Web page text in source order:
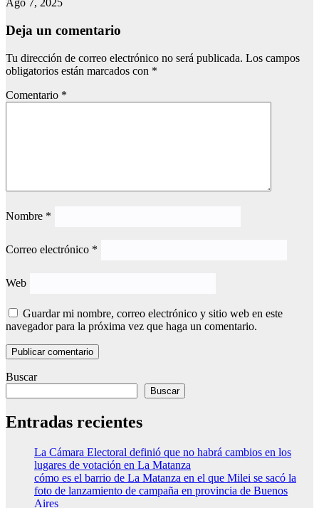
Ago 7, 2025
Deja un comentario
Tu dirección de correo electrónico no será publicada. Los campos
obligatorios están marcados con *
Comentario *
Nombre *
Correo electrónico *
Web
Guardar mi nombre, correo electrónico y sitio web en este
navegador para la próxima vez que haga un comentario.
Buscar
Buscar
Entradas recientes
La Cámara Electoral definió que no habrá cambios en los
lugares de votación en La Matanza
cómo es el barrio de La Matanza en el que Milei se sacó la
foto de lanzamiento de campaña en provincia de Buenos
Aires